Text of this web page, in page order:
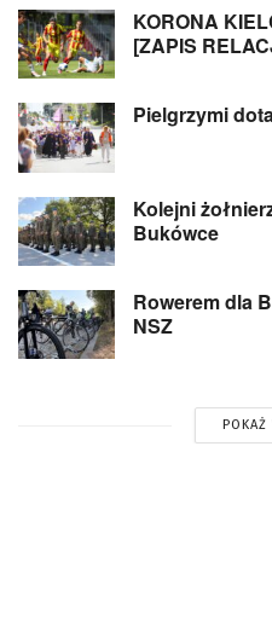
KORONA
[ZAPIS
Pielgrzymi
Kolejni
Bukówce
Rowerem dla
NSZ
POKAŻ